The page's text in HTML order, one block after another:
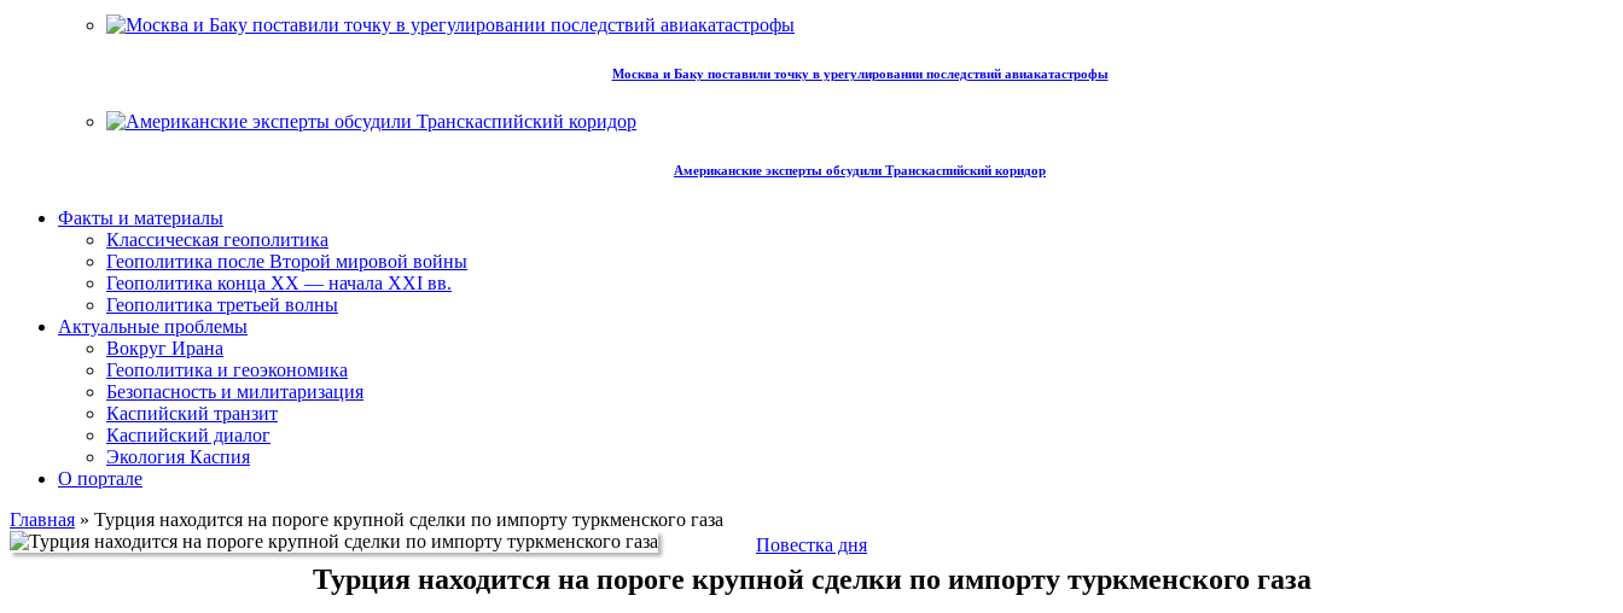
Москва и Баку поставили точку в урегулировании последствий авиакатастрофы
Американские эксперты обсудили Транскаспийский коридор
Факты и материалы
Классическая геополитика
Геополитика после Второй мировой войны
Геополитика конца XX — начала XXI вв.
Геополитика третьей волны
Актуальные проблемы
Вокруг Ирана
Геополитика и геоэкономика
Безопасность и милитаризация
Каспийский транзит
Каспийский диалог
Экология Каспия
О портале
Главная » Турция находится на пороге крупной сделки по импорту туркменского газа
Повестка дня
Турция находится на пороге крупной сделки по импорту туркменского газа